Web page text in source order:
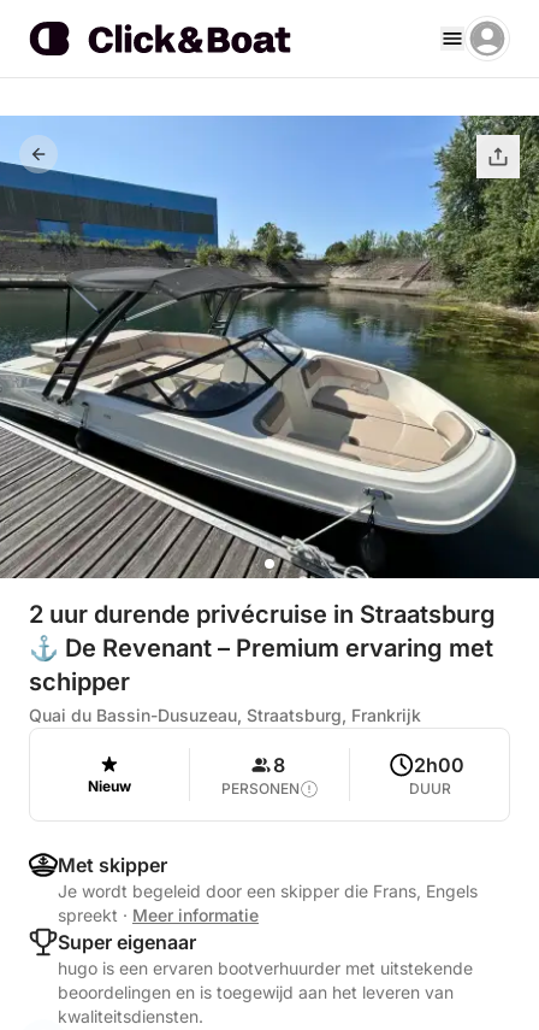
2 uur durende privécruise in Straatsburg
⚓ De Revenant – Premium ervaring met
schipper
Quai du Bassin-Dusuzeau, Straatsburg, Frankrijk
Nieuw
8
PERSONEN
2h00
DUUR
Met skipper
Je wordt begeleid door een skipper die Frans, Engels
spreekt · Meer informatie
Super eigenaar
hugo is een ervaren bootverhuurder met uitstekende
beoordelingen en is toegewijd aan het leveren van
kwaliteitsdiensten.